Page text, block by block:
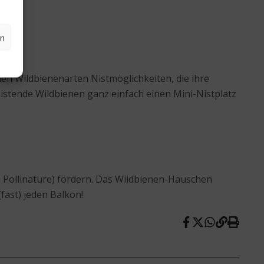
Wildbienenarten Nistmöglichkeiten, die ihre
Wildbienen ganz einfach einen Mini-Nistplatz
fördern. Das Wildbienen-Häuschen
jeden Balkon!